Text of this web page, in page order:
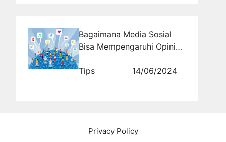
Bagaimana Media Sosial
Bisa Mempengaruhi Opini
Tips
14/06/2024
Privacy Policy